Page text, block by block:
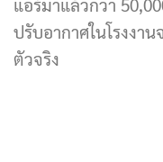
แอร์มาแล้วกว่า
ปรับอากาศในโรงงา
ตัวจริง